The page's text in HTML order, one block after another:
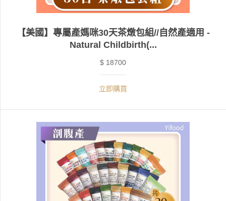
【美國】專屬產媽咪30天茶燉包組//自然產適用 -
Natural Childbirth(...
$ 18700
立即購買